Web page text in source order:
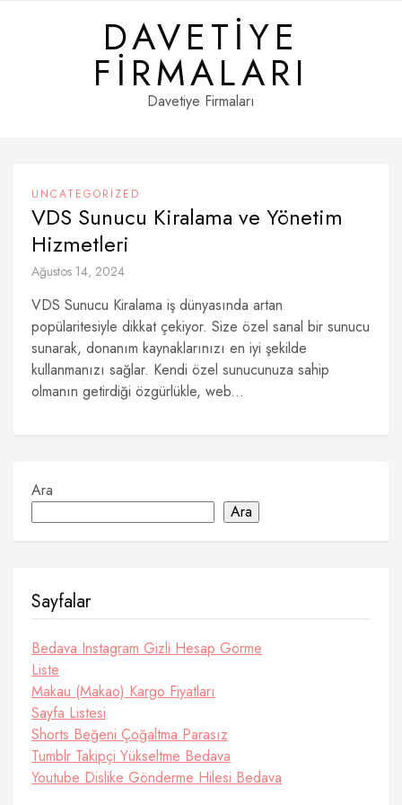
DAVETIYE
FIRMALARI
Davetiye Firmaları
UNCATEGORIZED
VDS Sunucu Kiralama ve Yönetim
Hizmetleri
Ağustos 14, 2024
VDS Sunucu Kiralama iş dünyasında artan
popülaritesiyle dikkat çekiyor. Size özel sanal bir sunucu
sunarak, donanım kaynaklarınızı en iyi şekilde
kullanmanızı sağlar. Kendi özel sunucunuza sahip
olmanın getirdiği özgürlükle, web...
Ara
Ara
Sayfalar
Bedava Instagram Gizli Hesap Görme
Liste
Makau (Makao) Kargo Fiyatları
Sayfa Listesi
Shorts Beğeni Çoğaltma Parasız
Tumblr Takipçi Yükseltme Bedava
Youtube Dislike Gönderme Hilesi Bedava